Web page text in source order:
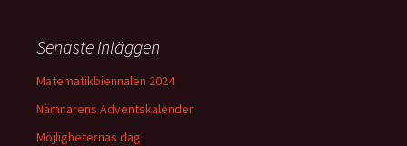
Senaste inläggen
Matematikbiennalen 2024
Nämnarens Adventskalender
Möjligheternas dag